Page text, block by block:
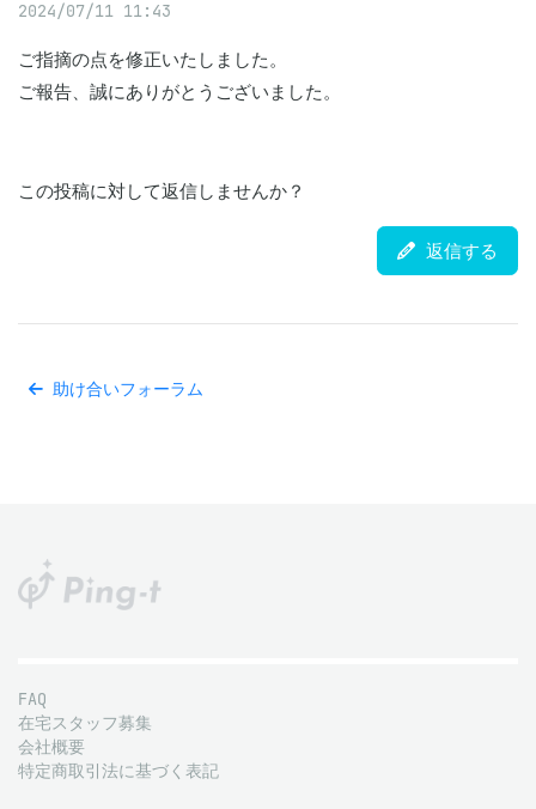
2024/07/11 11:43
ご指摘の点を修正いたしました。
ご報告、誠にありがとうございました。
この投稿に対して返信しませんか？
返信する
助け合いフォーラム
FAQ
在宅スタッフ募集
会社概要
特定商取引法に基づく表記